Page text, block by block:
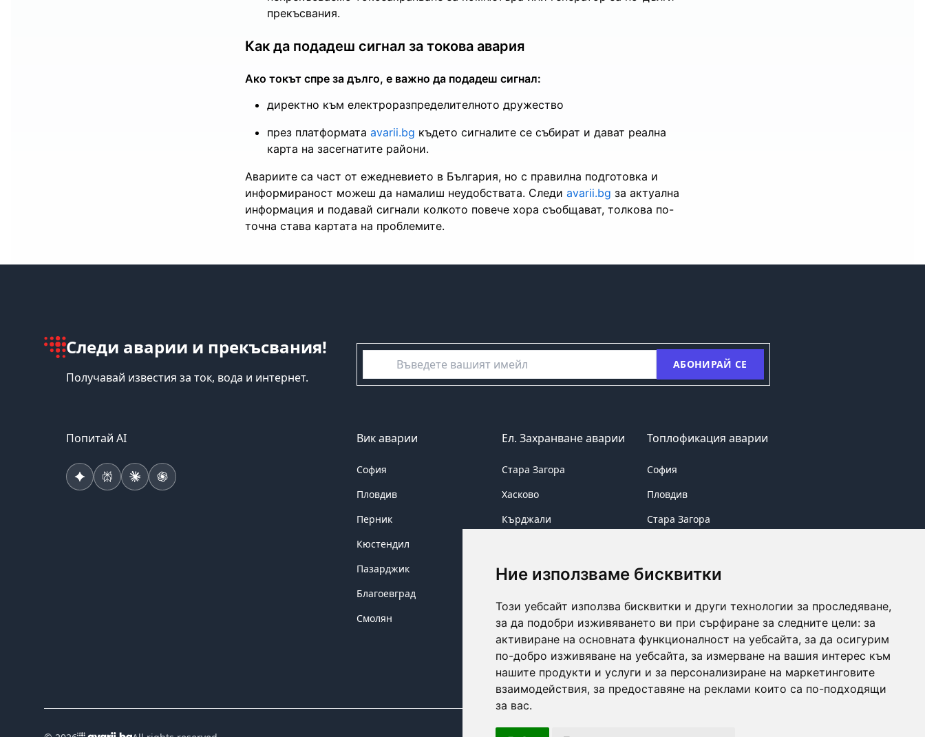
Ние използваме бисквитки
Този уебсайт използва бисквитки и други технологии за проследяване,
за да подобри изживяването ви при сърфиране за следните цели: за
активиране на основната функционалност на уебсайта, за да осигурим
по-добро изживяване на уебсайта, за измерване на вашия интерес към
нашите продукти и услуги и за персонализиране на маркетинговите
взаимодействия, за предоставяне на реклами които са по-подходящи
за вас.
прекъсвания.
Как да подадеш сигнал за токова авария
Ако токът спре за дълго, е важно да подадеш сигнал:
директно към електроразпределителното дружество
през платформата avarii.bg където сигналите се събират и дават реална
карта на засегнатите райони.
Авариите са част от ежедневието в България, но с правилна подготовка и
информираност можеш да намалиш неудобствата. Следи avarii.bg за актуална
информация и подавай сигнали колкото повече хора съобщават, толкова по-
точна става картата на проблемите.
Следи аварии и прекъсвания!
Получавай известия за ток, вода и интернет.
емайл
АБОНИРАЙ СЕ
Попитай AI Вик аварии
София
Пловдив
Перник
Кюстендил
Пазарджик
Благоевград
Смолян
Ел. Захранване аварии
Стара Загора
Хасково
Кърджали
Ямбол
Топлофикация аварии
София
Пловдив
Стара Загора
Instagram